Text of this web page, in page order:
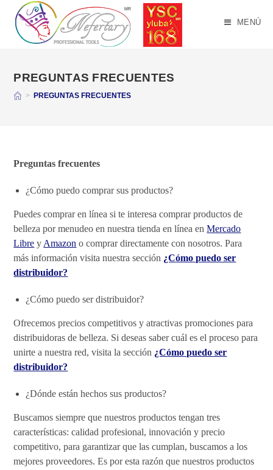
contenido
MENÚ
PREGUNTAS FRECUENTES
> PREGUNTAS FRECUENTES
Preguntas frecuentes
¿Cómo puedo comprar sus productos?
Puedes comprar en línea si te interesa comprar productos de
belleza por menudeo en nuestra tienda en línea enMercado
Libre y Amazon o comprar directamente con nosotros. Para
más información visita nuestra sección ¿Cómo puedo ser
distribuidor?
¿Cómo puedo ser distribuidor?
Ofrecemos precios competitivos y atractivas promociones para
distribuidoras de belleza. Si deseas saber cuál es el proceso para
unirte a nuestra red, visita la sección ¿Cómo puedo ser
distribuidor?
¿Dónde están hechos sus productos?
Buscamos siempre que nuestros productos tengan tres
características: calidad profesional, innovación y precio
competitivo, para garantizar que las cumplan, buscamos a los
mejores proveedores. Es por esta razón que nuestros productos